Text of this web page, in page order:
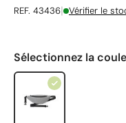
REF. 43436| Vérifier le
Sélectionnez la